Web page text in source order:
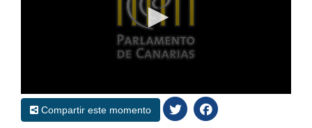
0
seconds
of
Compartir este momento